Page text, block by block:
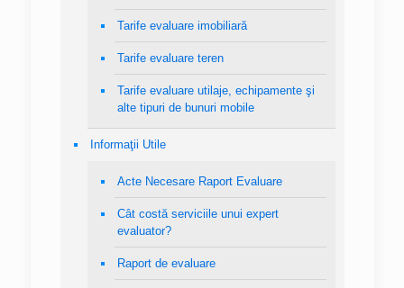
Tarife evaluare imobiliară
Tarife evaluare teren
Tarife evaluare utilaje, echipamente şi
alte tipuri de bunuri mobile
Informaţii Utile
Acte Necesare Raport Evaluare
Cât costă serviciile unui expert
evaluator?
Raport de evaluare